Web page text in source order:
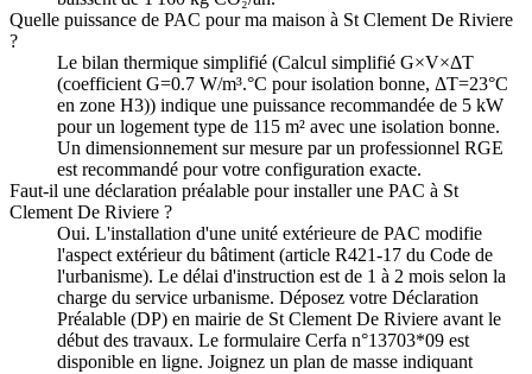
Quelle puissance de PAC pour ma maison à St Clement De Riviere
?
Le bilan thermique simplifié (Calcul simplifié G×V×ΔT
(coefficient G=0.7 W/m³.°C pour isolation bonne, ΔT=23°C
en zone H3)) indique une puissance recommandée de 5 kW
pour un logement type de 115 m² avec une isolation bonne.
Un dimensionnement sur mesure par un professionnel RGE
est recommandé pour votre configuration exacte.
Faut-il une déclaration préalable pour installer une PAC à St
Clement De Riviere ?
Oui. L'installation d'une unité extérieure de PAC modifie
l'aspect extérieur du bâtiment (article R421-17 du Code de
l'urbanisme). Le délai d'instruction est de 1 à 2 mois selon la
charge du service urbanisme. Déposez votre Déclaration
Préalable (DP) en mairie de St Clement De Riviere avant le
début des travaux. Le formulaire Cerfa n°13703*09 est
disponible en ligne. Joignez un plan de masse indiquant